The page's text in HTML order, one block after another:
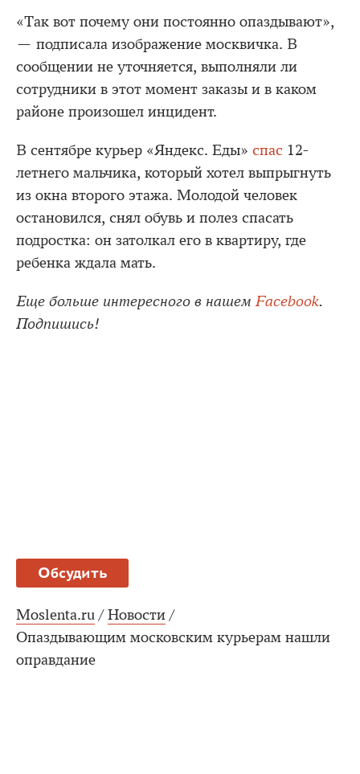
«Так вот почему они постоянно опаздывают»,
— подписала изображение москвичка. В
сообщении не уточняется, выполняли ли
сотрудники в этот момент заказы и в каком
районе произошел инцидент.
В сентябре курьер «Яндекс. Еды» спас 12-
летнего мальчика, который хотел выпрыгнуть
из окна второго этажа. Молодой человек
остановился, снял обувь и полез спасать
подростка: он затолкал его в квартиру, где
ребенка ждала мать.
Еще больше интересного в нашем Facebook.
Подпишись!
Обсудить
Moslenta.ru / Новости /
Опаздывающим московским курьерам нашли
оправдание